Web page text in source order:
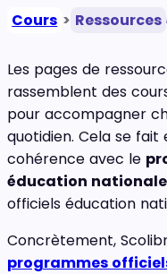
Cours > Ressources
Les pages de
rassemblent des
pour accompagner
quotidien. Cela se
cohérence avec le
éducation nationale
officiels éducation
Concrètement,
programmes